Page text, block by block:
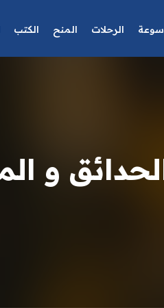
و
الرحلات المنح الكتب